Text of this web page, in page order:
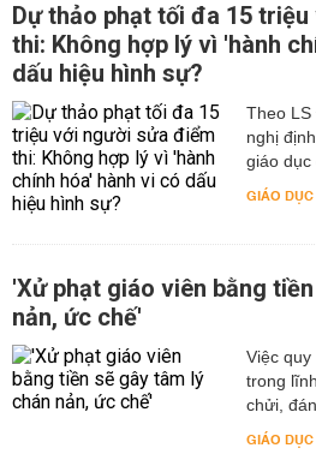
Dự thảo phạt tối đa 15
thi: Không hợp lý vì 'hành
dấu hiệu hình sự?
Theo
nghị
giáo dục
GIÁO DỤC
'Xử phạt giáo viên bằng
nản, ức chế'
Việc
trong
chửi,
GIÁO DỤC